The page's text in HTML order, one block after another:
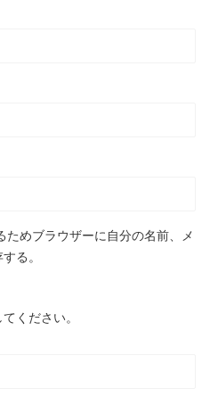
ためブラウザーに自分の名前、メ
る。
ください。